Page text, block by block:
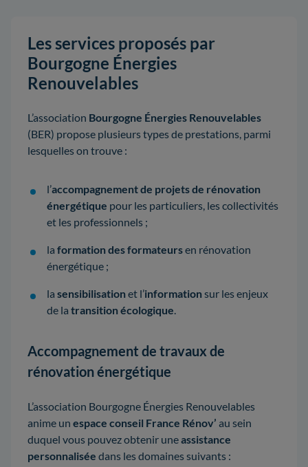
Les services proposés par
Bourgogne Énergies
Renouvelables
L’association Bourgogne Énergies Renouvelables
(BER) propose plusieurs types de prestations, parmi
lesquelles on trouve :
l’accompagnement de projets de rénovation
énergétique pour les particuliers, les collectivités
et les professionnels ;
la formation des formateursen rénovation
énergétique ;
la sensibilisationet l’informationsur les enjeux
de la transition écologique
Accompagnement de travaux de
rénovation énergétique
L’association Bourgogne Énergies Renouvelables
anime un espace conseil France Rénov’ au sein
duquel vous pouvez obtenir uneassistance
personnalisée dans les domaines suivants :